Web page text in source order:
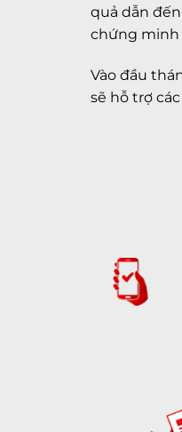
quả dẫn
chứng minh
Vào đầu
sẽ hỗ trợ